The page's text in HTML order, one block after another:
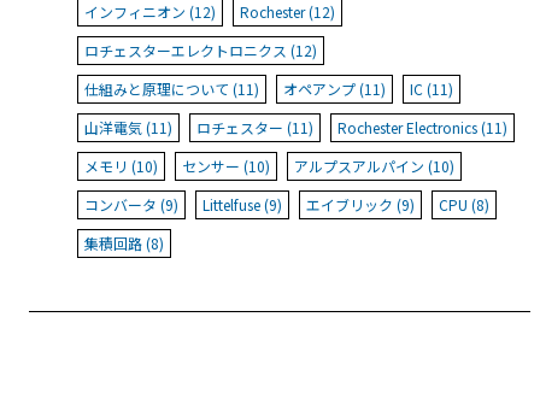
インフィニオン (12)
Rochester (12)
ロチェスターエレクトロニクス (12)
仕組みと原理について (11)
オペアンプ (11)
IC (11)
山洋電気 (11)
ロチェスター (11)
Rochester Electronics (11)
メモリ (10)
センサー (10)
アルプスアルパイン (10)
コンバータ (9)
Littelfuse (9) エイブリック (9)
CPU (8)
集積回路 (8)